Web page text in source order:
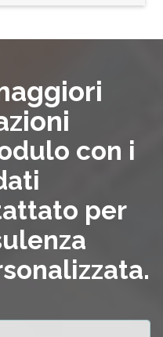
con i
per